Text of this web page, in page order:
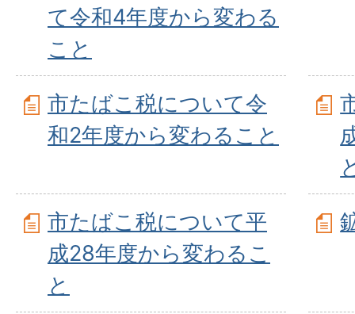
て令和4年度から変わる
こと
市たばこ税について令
和2年度から変わること
市たばこ税について平
成28年度から変わるこ
と